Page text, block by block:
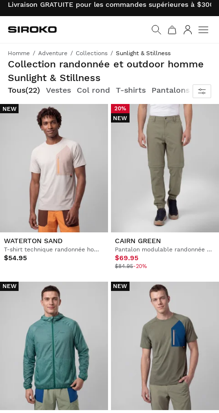
Livraison GRATUITE pour les commandes supérieures à
Retourner à la page
Siroko.com
Homme Adventure Collections Sunlight & Stillness
Collection randonnée et outdoor homme
Sunlight & Stillness
Reconnectez-vous à la nature
Tous(22) Vestes Col rond T-shirts Pantalons
NEW
WATERTON SAND
T-shirt technique randonnée homme
$54.95
20%
NEW
CAIRN GREEN
Pantalon modulable randonnée homme
$69.95
$84.95-20%
NEW NEW